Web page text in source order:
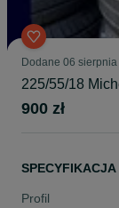
Dodane 06 sierpnia
225/55/18
900 zł
SPECYFIKACJA
Profil